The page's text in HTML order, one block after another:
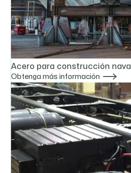
Acero para construcción naval
Obtenga más información 